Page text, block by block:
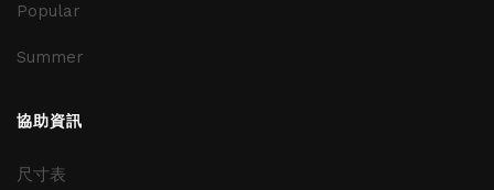
Popular
Summer
協助資訊
尺寸表